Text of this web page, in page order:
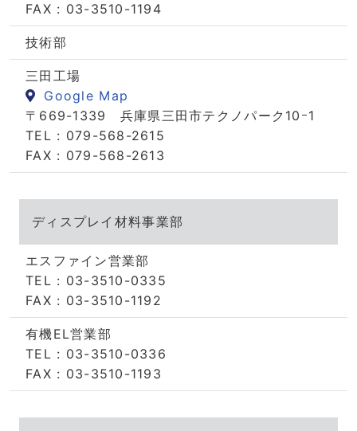
FAX : 03-3510-1194
技術部
三田工場
Google Map
〒669-1339 兵庫県三田市テクノパーク10ｰ1
TEL : 079-568-2615
FAX : 079-568-2613
ディスプレイ材料事業部
エスファイン営業部
TEL : 03-3510-0335
FAX : 03-3510-1192
有機EL営業部
TEL : 03-3510-0336
FAX : 03-3510-1193